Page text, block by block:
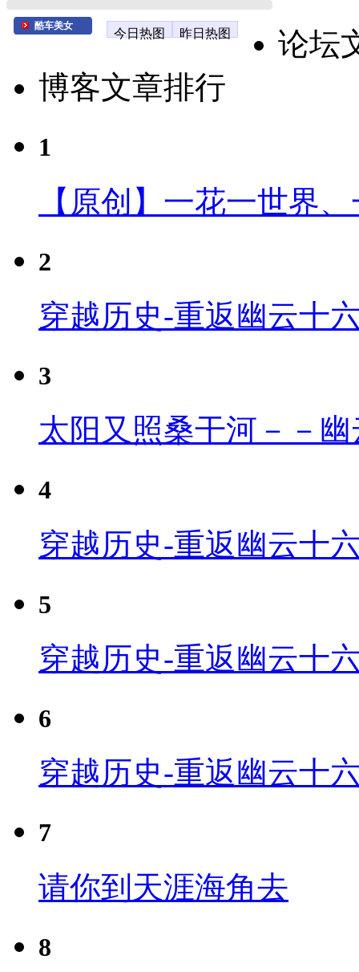
酷车美女
今日热图 昨日热图
论坛
博客文章排行
1
【原创】一花一世界
2
穿越历史-重返幽云十
3
太阳又照桑干河－－
4
穿越历史-重返幽云十
5
穿越历史-重返幽云十
6
穿越历史-重返幽云十
7
请你到天涯海角去
8